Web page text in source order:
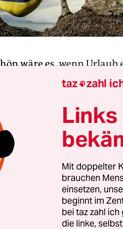
wäre es,wenn Urlaub
ausgerechnet die Zeit, in
konfrontiert
dem er sich vom
muss, ist das
tut sicher der
Wissen, mehr
Ferien. Denn selbst in
Arbeit.
taz zahl
Mit doppelter
brauchen
einsetzen,
beginnt im
bei taz zahl
die linke,